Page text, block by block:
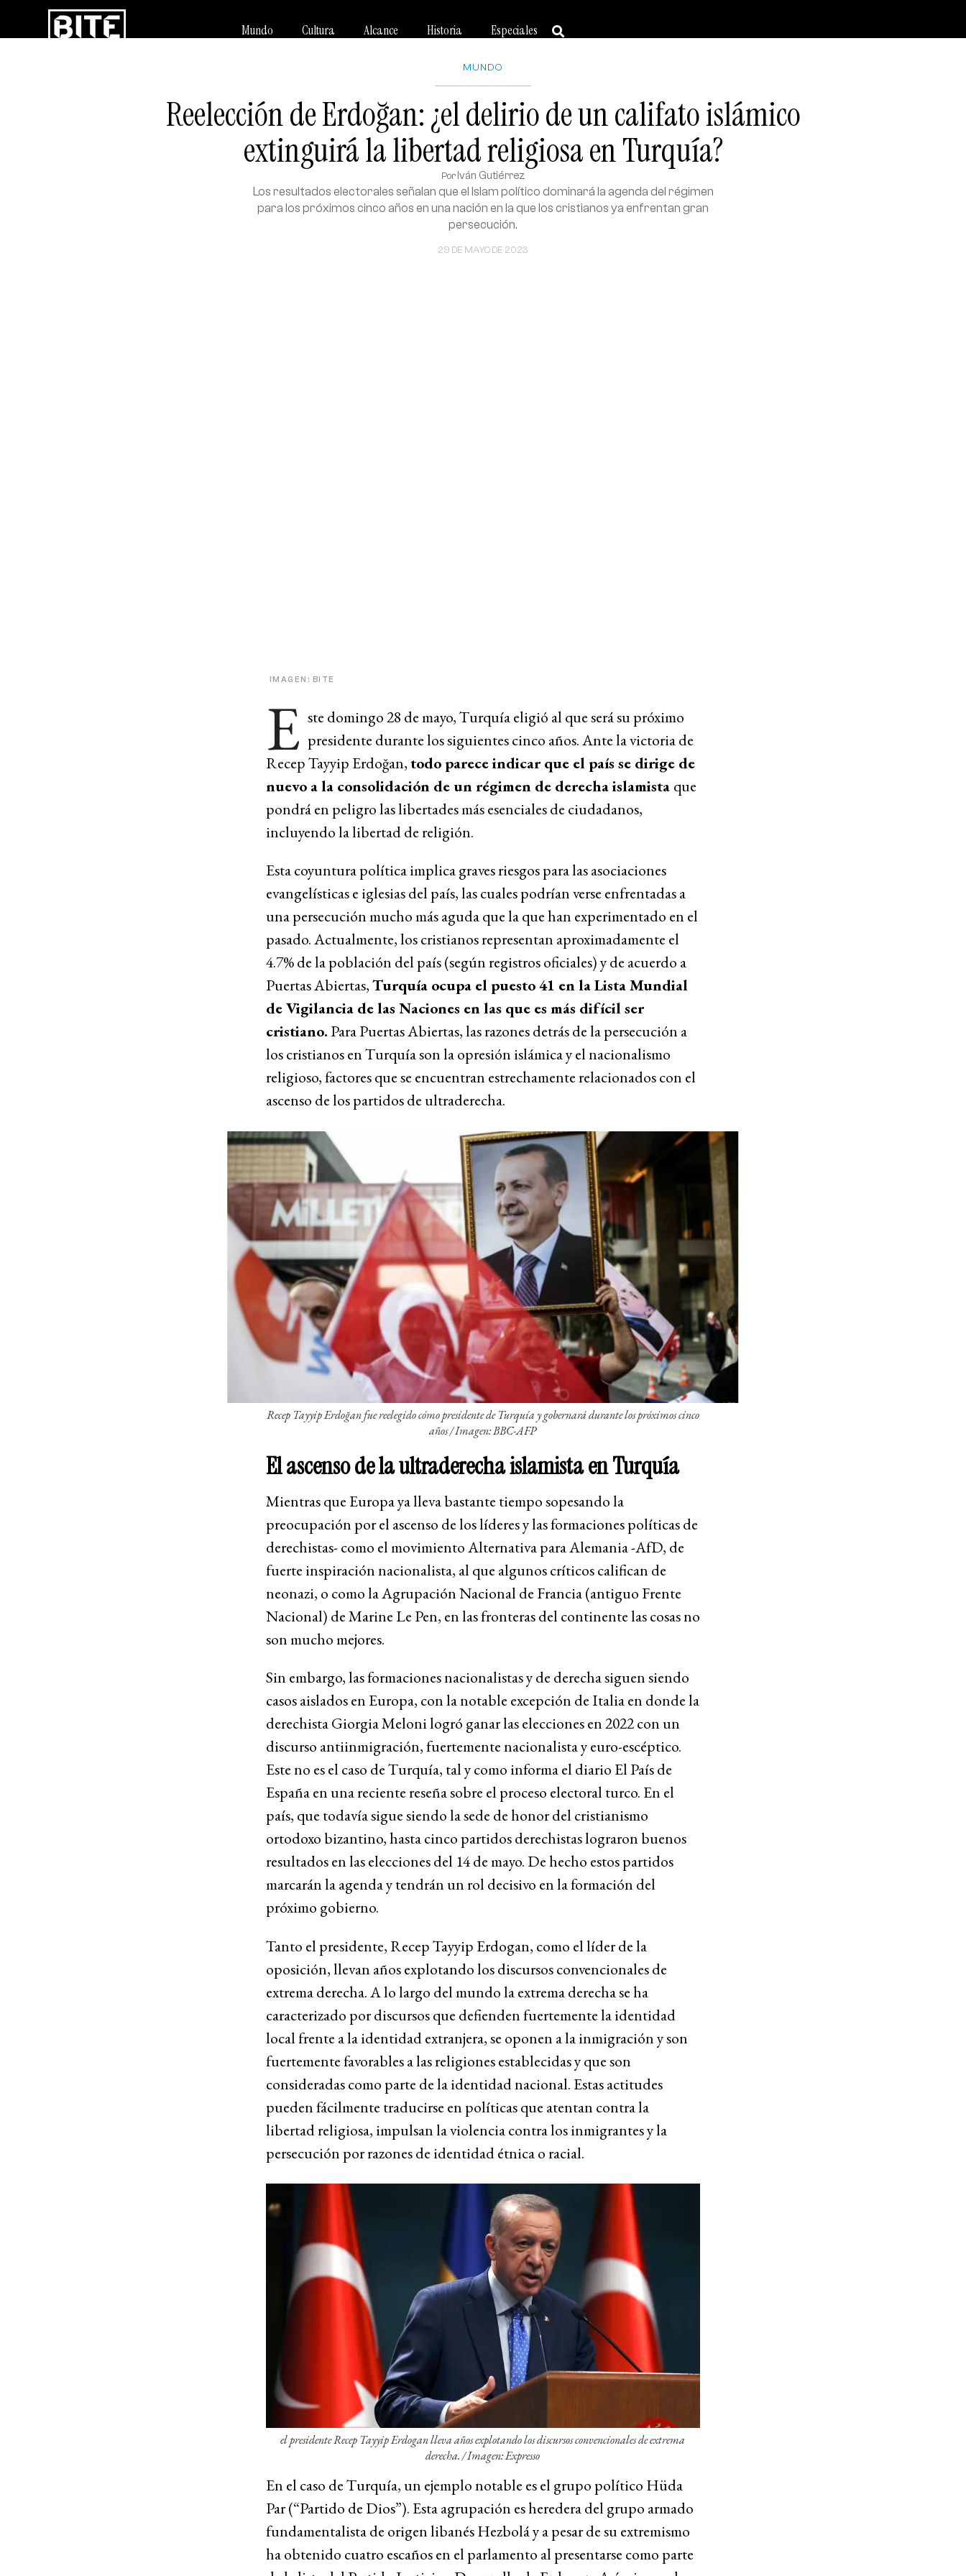
Mundo Cultura Alcance Historia Especiales
MUNDO
Reelección de Erdoğan: ¿el delirio de un califato islámico
extinguirá la libertad religiosa en Turquía?
Por Iván Gutiérrez
29 DE MAYO DE 2023
Los resultados electorales señalan que el Islam político dominará la agenda del régimen
para los próximos cinco años en una nación en la que los cristianos ya enfrentan gran
persecución.
IMAGEN: BITE
E ste domingo 28 de mayo, Turquía eligió al que será su próximo
presidente durante los siguientes cinco años. Ante la victoria de
Recep Tayyip Erdoğan,todo parece indicar que el país se dirige de
nuevo a la consolidación de un régimen de derecha islamista que
pondrá en peligro las libertades más esenciales de ciudadanos,
incluyendo la libertad de religión.
Esta coyuntura política implica graves riesgos para las asociaciones
evangelísticas e iglesias del país, las cuales podrían verse enfrentadas a
una persecución mucho más aguda que la que han experimentado en el
pasado. Actualmente, los cristianos representan aproximadamente el
4.7% de la población del país (según registros oficiales) y de acuerdo a
Puertas Abiertas,Turquía ocupa el puesto 41 en la Lista Mundial
de Vigilancia de las Naciones en las que es más difícil ser
cristiano. Para Puertas Abiertas, las razones detrás de la persecución a
los cristianos en Turquía son la opresión islámica y el nacionalismo
religioso, factores que se encuentran estrechamente relacionados con el
ascenso de los partidos de ultraderecha.
Recep Tayyip Erdoğan fue reelegido cómo presidente de Turquía y gobernará durante los próximos cinco
años /Imagen: BBC-AFP
El ascenso de la ultraderecha islamista en Turquía
Mientras que Europa ya lleva bastante tiempo sopesando la
preocupación por el ascenso de los líderes y las formaciones políticas de
derechistas- como el movimiento Alternativa para Alemania -AfD, de
fuerte inspiración nacionalista, al que algunos críticos califican de
neonazi, o como la Agrupación Nacional de Francia (antiguo Frente
Nacional) de Marine Le Pen, en las fronteras del continente las cosas no
son mucho mejores.
Sin embargo, las formaciones nacionalistas y de derecha siguen siendo
casos aislados en Europa, con la notable excepción de Italia en donde la
derechista Giorgia Meloni logró ganar las elecciones en 2022 con un
discurso antiinmigración, fuertemente nacionalista y euro-escéptico.
Este no es el caso de Turquía, tal y como informa el diario El País de
España en una reciente reseña sobre el proceso electoral turco. En el
país, que todavía sigue siendo la sede de honor del cristianismo
ortodoxo bizantino, hasta cinco partidos derechistas lograron buenos
resultados en las elecciones del 14 de mayo. De hecho estos partidos
marcarán la agenda y tendrán un rol decisivo en la formación del
próximo gobierno.
Tanto el presidente, Recep Tayyip Erdogan, como el líder de la
oposición, llevan años explotando los discursos convencionales de
extrema derecha. A lo largo del mundo la extrema derecha se ha
caracterizado por discursos que defienden fuertemente la identidad
local frente a la identidad extranjera, se oponen a la inmigración y son
fuertemente favorables a las religiones establecidas y que son
consideradas como parte de la identidad nacional. Estas actitudes
pueden fácilmente traducirse en políticas que atentan contra la
libertad religiosa, impulsan la violencia contra los inmigrantes y la
persecución por razones de identidad étnica o racial.
el presidente Recep Tayyip Erdogan lleva años explotando los discursos convencionales de extrema
derecha. /Imagen: Expresso
En el caso de Turquía, un ejemplo notable es el grupo político Hüda
Par (“Partido de Dios”). Esta agrupación es heredera del grupo armado
fundamentalista de origen libanés Hezbolá y a pesar de su extremismo
ha obtenido cuatro escaños en el parlamento al presentarse como parte